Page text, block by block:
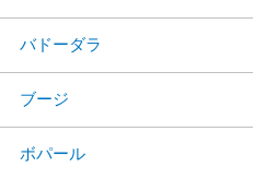
バドーダラ
ブージ
ボパール